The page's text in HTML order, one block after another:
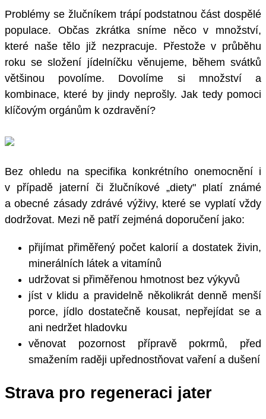
Problémy se žlučníkem trápí podstatnou část dospělé
populace. Občas zkrátka sníme něco v množství,
které naše tělo již nezpracuje. Přestože v průběhu
roku se složení jídelníčku věnujeme, během svátků
většinou povolíme. Dovolíme si množství a
kombinace, které by jindy neprošly. Jak tedy pomoci
klíčovým orgánům k ozdravění?
Bez ohledu na specifika konkrétního onemocnění i
v případě jaterní či žlučníkové „diety" platí známé
a obecné zásady zdrávé výživy, které se vyplatí vždy
dodržovat. Mezi ně patří zejméná doporučení jako:
přijímat přiměřený počet kalorií a dostatek živin,
minerálních látek a vitamínů
udržovat si přiměřenou hmotnost bez výkyvů
jíst v klidu a pravidelně několikrát denně menší
porce, jídlo dostatečně kousat, nepřejídat se a
ani nedržet hladovku
věnovat pozornost přípravě pokrmů, před
smažením raději upřednostňovat vaření a dušení
Strava pro regeneraci jater